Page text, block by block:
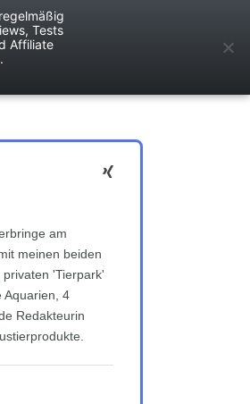
am
meinen beiden
'Tierpark'
Aquarien, 4
Redakteurin
Tests
Affiliate